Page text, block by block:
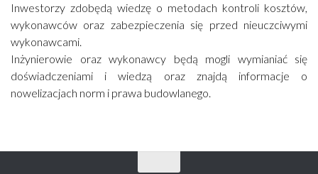
Inwestorzy zdobędą wiedzę o metodach kontroli kosztów,
wykonawców oraz zabezpieczenia się przed nieuczciwymi
wykonawcami.
Inżynierowie oraz wykonawcy będą mogli wymianiać się
doświadczeniami i wiedzą oraz znajdą informacje o
nowelizacjach norm i prawa budowlanego.